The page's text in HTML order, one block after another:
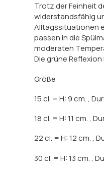
Trotz der Feinheit
widerstandsfähig
Alltagssituationen
passen in die
moderaten
Die grüne
Größe:
15 cl. = H: 9 cm. ,
18 cl. = H: 11 cm. ,
22 cl. = H: 12 cm. ,
30 cl. = H: 13 cm. ,